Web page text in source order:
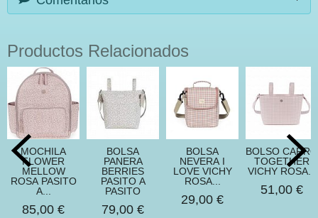
Productos Relacionados
MOCHILA
FLOWER
MELLOW
ROSA PASITO
A...
85,00 €
BOLSA
PANERA
BERRIES
PASITO A
PASITO
79,00 €
BOLSA
NEVERA I
LOVE VICHY
ROSA...
29,00 €
BOLSO CARRO
TOGETHER
VICHY ROSA...
51,00 €